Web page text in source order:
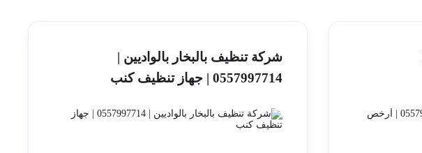
شركة تنظيف بالبخار بالواديين |
0557997714 | جهاز تنظيف كنب